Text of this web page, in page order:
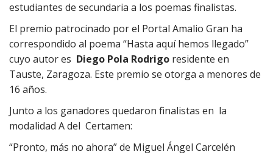
estudiantes de secundaria a los poemas finalistas.
El premio patrocinado por el Portal Amalio Gran ha
correspondido al poema “Hasta aquí hemos llegado”
cuyo autor es Diego Pola Rodrigo residente en
Tauste, Zaragoza. Este premio se otorga a menores de
16 años.
Junto a los ganadores quedaron finalistas en la
modalidad A del Certamen:
“Pronto, más no ahora” de Miguel Ángel Carcelén